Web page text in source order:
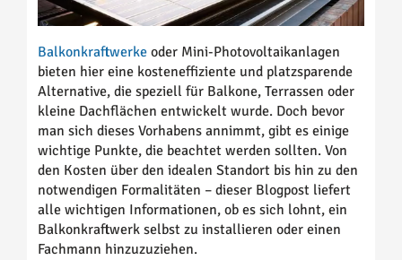
Balkonkraftwerke oder Mini-Photovoltaikanlagen
bieten hier eine kosteneffiziente und platzsparende
Alternative, die speziell für Balkone, Terrassen oder
kleine Dachflächen entwickelt wurde. Doch bevor
man sich dieses Vorhabens annimmt, gibt es einige
wichtige Punkte, die beachtet werden sollten. Von
den Kosten über den idealen Standort bis hin zu den
notwendigen Formalitäten – dieser Blogpost liefert
alle wichtigen Informationen, ob es sich lohnt, ein
Balkonkraftwerk selbst zu installieren oder einen
Fachmann hinzuzuziehen.